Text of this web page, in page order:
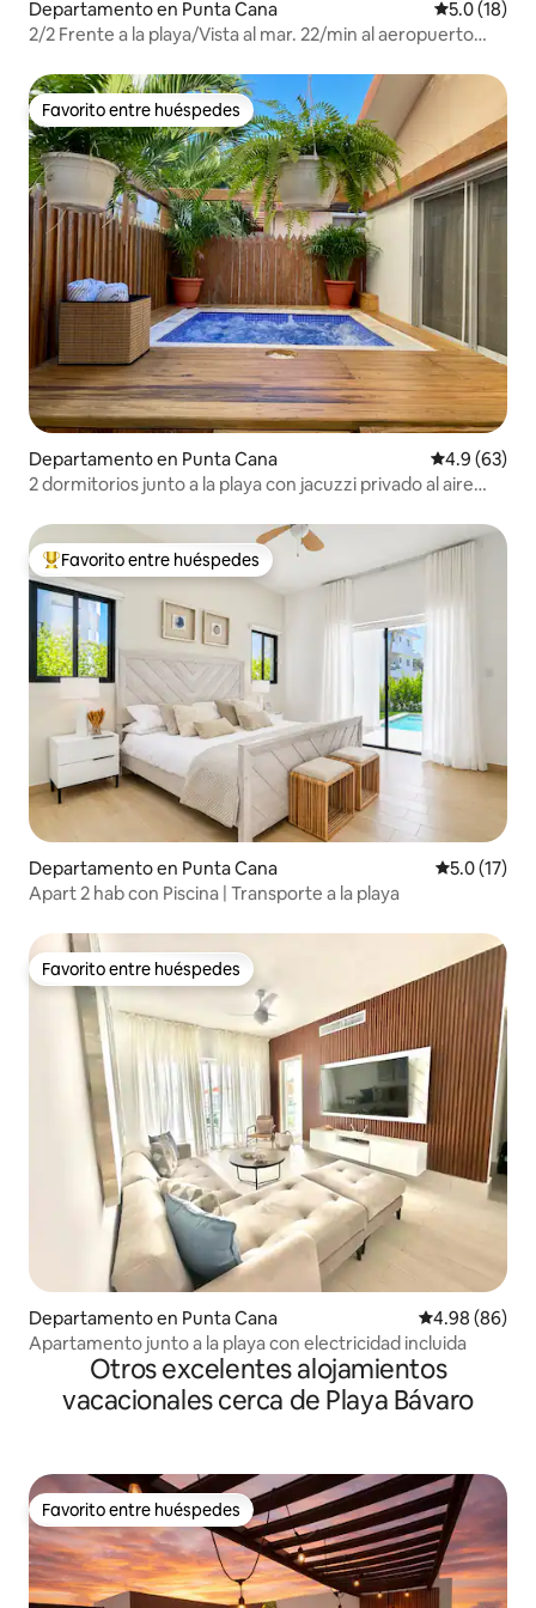
Departamento en Punta Cana Calificación
5.0 (18)
2/2 Frente a la playa/Vista al mar. 22/min al aeropuerto
Favorito entre huéspedes
Favorito entre huéspedes
Departamento en Punta Cana Calificación
4.9 (63)
2 dormitorios junto a la playa con jacuzzi privado al aire
De los mejores en Favorito entre huéspedes
Favorito entre huéspedes
Departamento en Punta Cana Calificación
5.0 (17)
Apart 2 hab con Piscina | Transporte a la playa
Favorito entre huéspedes
Favorito entre huéspedes
Departamento en Punta Cana Calificación
4.98 (86)
Apartamento junto a la playa con electricidad incluida
Otros excelentes alojamientos
vacacionales cerca de Playa Bávaro
Favorito entre huéspedes
Favorito entre huéspedes